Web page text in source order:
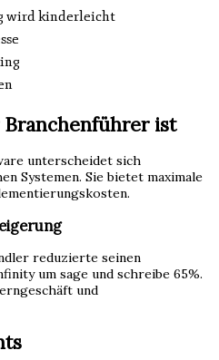
wird kinderleicht
ist
unterscheidet sich
Systemen. Sie bietet maximale
reduzierte seinen
um sage und schreibe 65%.
und